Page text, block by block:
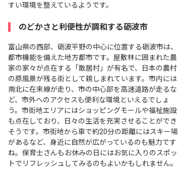
すい環境を整えているようです。
のどかさと利便性が調和する砺波市
富山県の西部、砺波平野の中心に位置する砺波市は、
都市機能を備えた地方都市です。屋敷林に囲まれた農
家の家々が点在する「散居村」が有名で、日本の農村
の原風景が残る街として親しまれています。市内には
南北に在来線が走り、市の中心部を高速道路が走るな
ど、市外へのアクセスも便利な環境といえるでしょ
う。市街地エリアにはショッピングモールや福祉施設
も点在しており、日々の生活を充実させることができ
そうです。市街地から車で約20分の距離にはスキー場
があるなど、身近に自然が広がっているのも魅力です
ね。保育士さんもお休みの日にはお気に入りのスポッ
トでリフレッシュしてみるのもよいかもしれません。